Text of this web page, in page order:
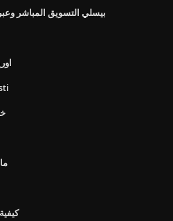
بيسلي التسويق المباشر